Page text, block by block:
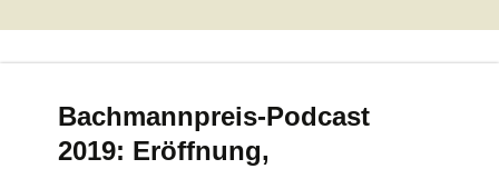
Bachmannpreis-Podcast
2019: Eröffnung,